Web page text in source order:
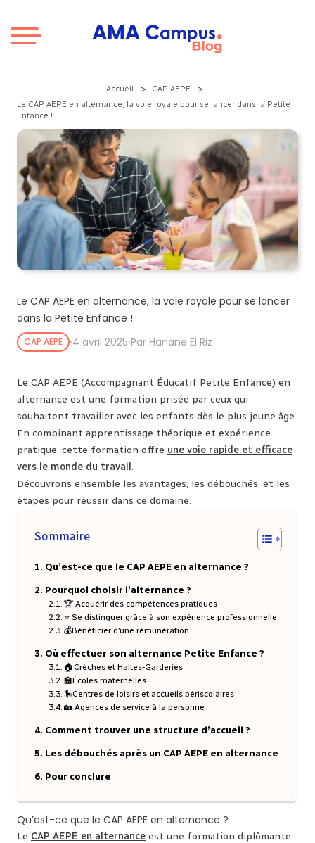
Accueil > CAP AEPE >
Le CAP AEPE en alternance, la voie royale pour se lancer dans la Petite
Enfance !
Le CAP AEPE en alternance, la voie royale pour se lancer
dans la Petite Enfance !
CAP AEPE ⸱4 avril 2025⸱Par Hanane El Riz
Le CAP AEPE (Accompagnant Éducatif Petite Enfance) en
alternance est une formation prisée par ceux qui
souhaitent travailler avec les enfants dès le plus jeune âge.
En combinant apprentissage théorique et expérience
pratique, cette formation offre une voie rapide et efficace
vers le monde du travail .
Découvrons ensemble les avantages, les débouchés, et les
étapes pour réussir dans ce domaine.
Sommaire
Qu’est-ce que le CAP AEPE en alternance ?
Pourquoi choisir l’alternance ?
🏆 Acquérir des compétences pratiques
⭐ Se distinguer grâce à son expérience professionnelle
💰Bénéficier d’une rémunération
Où effectuer son alternance Petite Enfance ?
🏠Crèches et Haltes-Garderies
🏫Écoles maternelles
🎠Centres de loisirs et accueils périscolaires
🏡 Agences de service à la personne
Comment trouver une structure d’accueil ?
Les débouchés après un CAP AEPE en alternance
Pour conclure
Qu’est-ce que le CAP AEPE en alternance ?
Le CAP AEPE en alternance est une formation diplômante